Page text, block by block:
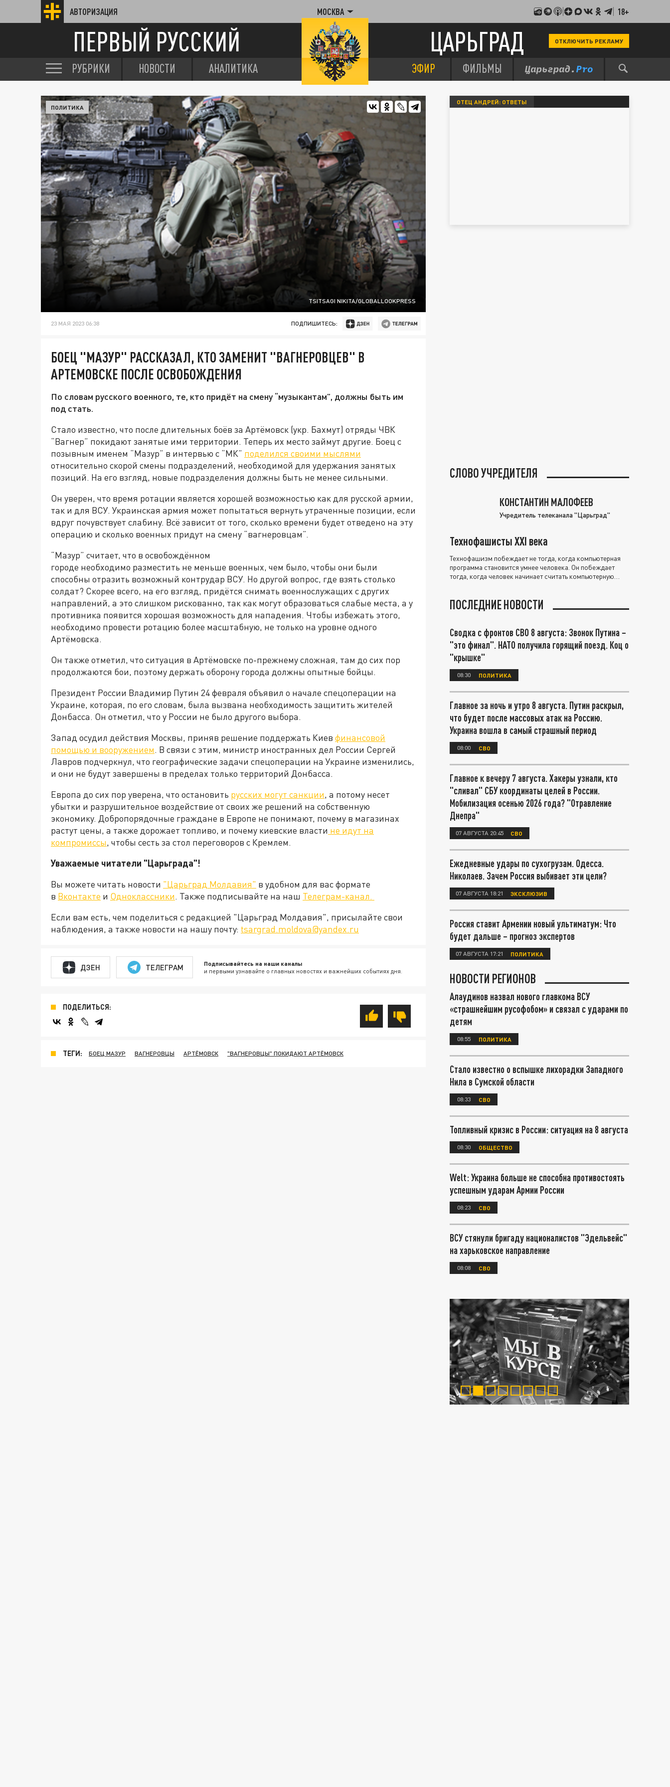
АВТОРИЗАЦИЯ МОСКВА 18+
ПЕРВЫЙ РУССКИЙ ЦАРЬГРАД ОТКЛЮЧИТЬ РЕКЛАМУ
РУБРИКИ НОВОСТИ АНАЛИТИКА ЭФИР ФИЛЬМЫ
TSITSAGI NIKITA/GLOBALLOOKPRESS
ПОЛИТИКА
23 МАЯ 2023 06:38 ПОДПИШИТЕСЬ:
БОЕЦ "МАЗУР" РАССКАЗАЛ, КТО ЗАМЕНИТ "ВАГНЕРОВЦЕВ" В
АРТЕМОВСКЕ ПОСЛЕ ОСВОБОЖДЕНИЯ
По словам русского военного, те, кто придёт на смену “музыкантам”, должны быть им
под стать.
Стало известно, что после длительных боёв за Артёмовск (укр. Бахмут) отряды ЧВК
“Вагнер” покидают занятые ими территории. Теперь их место займут другие. Боец с
позывным именем “Мазур” в интервью с “МК” поделился своими мыслями
относительно скорой смены подразделений, необходимой для удержания занятых
позиций. На его взгляд, новые подразделения должны быть не менее сильными.
Он уверен, что время ротации является хорошей возможностью как для русской армии,
так и для ВСУ. Украинская армия может попытаться вернуть утраченные позиции, если
вдруг почувствует слабину. Всё зависит от того, сколько времени будет отведено на эту
операцию и сколько военных придут на смену “вагнеровцам”.
“Мазур” считает, что в освобождённом
городе необходимо разместить не меньше военных, чем было, чтобы они были
способны отразить возможный контрудар ВСУ. Но другой вопрос, где взять столько
солдат? Скорее всего, на его взгляд, придётся снимать военнослужащих с других
направлений, а это слишком рискованно, так как могут образоваться слабые места, а у
противника появится хорошая возможность для нападения. Чтобы избежать этого,
необходимо провести ротацию более масштабную, не только на уровне одного
Артёмовска.
Он также отметил, что ситуация в Артёмовске по-прежнему сложная, там до сих пор
продолжаются бои, поэтому держать оборону города должны опытные бойцы.
Президент России Владимир Путин 24 февраля объявил о начале спецоперации на
Украине, которая, по его словам, была вызвана необходимость защитить жителей
Донбасса. Он отметил, что у России не было другого выбора.
Запад осудил действия Москвы, приняв решение поддержать Киев финансовой
помощью и вооружением. В связи с этим, министр иностранных дел России Сергей
Лавров подчеркнул, что географические задачи спецоперации на Украине изменились,
и они не будут завершены в пределах только территорий Донбасса.
Европа до сих пор уверена, что остановить русских могут санкции, а потому несет
убытки и разрушительное воздействие от своих же решений на собственную
экономику. Добропорядочные граждане в Европе не понимают, почему в магазинах
растут цены, а также дорожает топливо, и почему киевские власти не идут на
компромиссы, чтобы сесть за стол переговоров с Кремлем.
Уважаемые читатели "Царьграда"!
Вы можете читать новости "Царьград Молдавия" в удобном для вас формате
в Вконтакте и Одноклассники. Также подписывайте на наш Телеграм-канал.
Если вам есть, чем поделиться с редакцией "Царьград Молдавия", присылайте свои
наблюдения, а также новости на нашу почту: tsargrad.moldova@yandex.ru
ДЗЕН ТЕЛЕГРАМ Подписывайтесь на наши каналы
и первыми узнавайте о главных новостях и важнейших событиях дня.
ПОДЕЛИТЬСЯ:
ТЕГИ: БОЕЦ МАЗУР ВАГНЕРОВЦЫ АРТЁМОВСК "ВАГНЕРОВЦЫ" ПОКИДАЮТ АРТЁМОВСК
ОТЕЦ АНДРЕЙ: ОТВЕТЫ
СЛОВО УЧРЕДИТЕЛЯ
КОНСТАНТИН МАЛОФЕЕВ
Учредитель телеканала "Царьград"
Технофашисты XXI века
Технофашизм побеждает не тогда, когда компьютерная
программа становится умнее человека. Он побеждает
тогда, когда человек начинает считать компьютерную
ПОСЛЕДНИЕ НОВОСТИ
Сводка с фронтов СВО 8 августа: Звонок Путина –
"это финал". НАТО получила горящий поезд. Коц о
"крышке"
08:30 ПОЛИТИКА
Главное за ночь и утро 8 августа. Путин раскрыл,
что будет после массовых атак на Россию.
Украина вошла в самый страшный период
08:00 СВО
Главное к вечеру 7 августа. Хакеры узнали, кто
"сливал" СБУ координаты целей в России.
Мобилизация осенью 2026 года? "Отравление
Днепра"
07 АВГУСТА 20:45 СВО
Ежедневные удары по сухогрузам. Одесса.
Николаев. Зачем Россия выбивает эти цели?
07 АВГУСТА 18:21 ЭКСКЛЮЗИВ
Россия ставит Армении новый ультиматум: Что
будет дальше – прогноз экспертов
07 АВГУСТА 17:21 ПОЛИТИКА
НОВОСТИ РЕГИОНОВ
Алаудинов назвал нового главкома ВСУ
«страшнейшим русофобом» и связал с ударами по
детям
08:55 ПОЛИТИКА
Стало известно о вспышке лихорадки Западного
Нила в Сумской области
08:33 СВО
Топливный кризис в России: ситуация на 8 августа
08:30 ОБЩЕСТВО
Welt: Украина больше не способна противостоять
успешным ударам Армии России
08:23 СВО
ВСУ стянули бригаду националистов "Эдельвейс"
на харьковское направление
08:08 СВО